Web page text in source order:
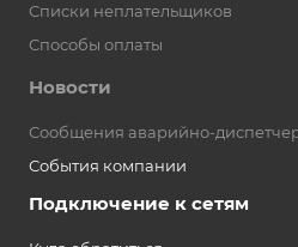
Списки неплательщиков
Способы оплаты
Новости
Сообщения аварийно-
События компании
Подключение к сетям